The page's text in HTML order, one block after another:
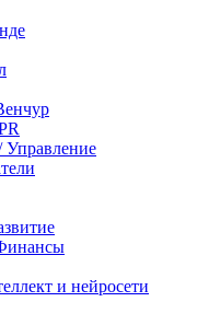
и нейросети